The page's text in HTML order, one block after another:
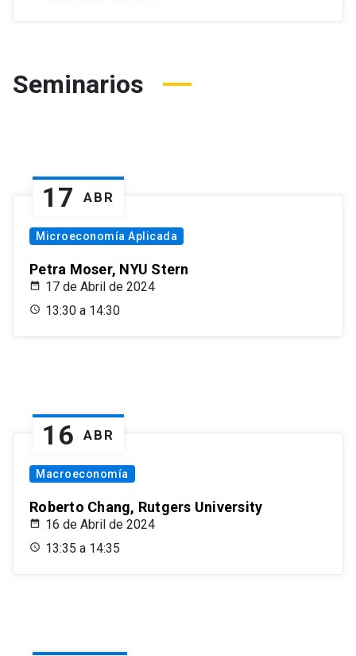
Seminarios
17 ABR
Microeconomía Aplicada
Petra Moser, NYU Stern
17 de Abril de 2024
13:30 a 14:30
16 ABR
Macroeconomía
Roberto Chang, Rutgers University
16 de Abril de 2024
13:35 a 14:35